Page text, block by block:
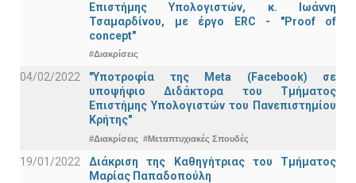
Επιστήμης Υπολογιστών, κ. Ιωάννη
Τσαμαρδίνου, με έργο ERC - "Proof of
concept"
#Διακρίσεις
04/02/2022
"Υποτροφία της Meta (Facebook) σε
υποψήφιο Διδάκτορα του Τμήματος
Επιστήμης Υπολογιστών του Πανεπιστημίου
Κρήτης"
#Διακρίσεις #Μεταπτυχιακές Σπουδές
19/01/2022
Διάκριση της Καθηγήτριας του Τμήματος
Μαρίας Παπαδοπούλη